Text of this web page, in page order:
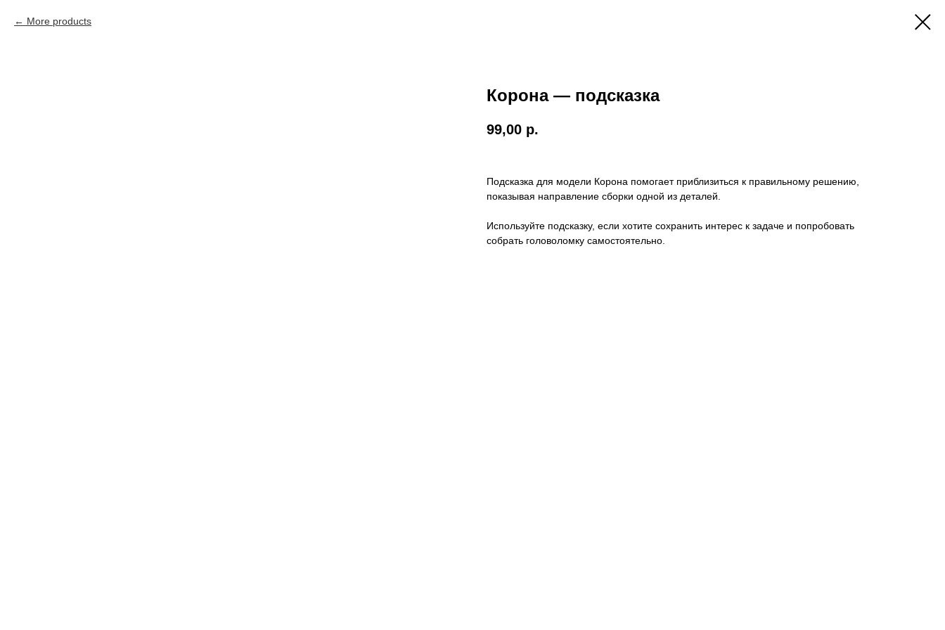
More products
Корона — подсказка
99,00 р.
Подсказка для модели Корона помогает приблизиться к правильному решению,
показывая направление сборки одной из деталей.
Используйте подсказку, если хотите сохранить интерес к задаче и попробовать
собрать головоломку самостоятельно.